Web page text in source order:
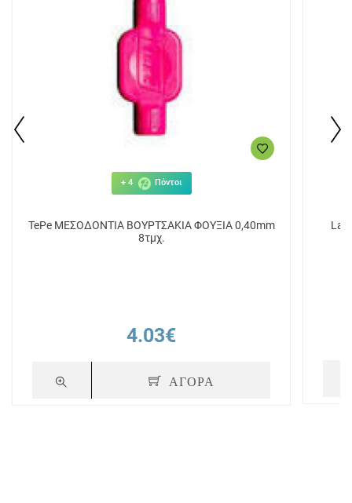
+ 4 Πόντοι
TePe ΜΕΣΟΔΟΝΤΙΑ ΒΟΥΡΤΣΑΚΙΑ ΦΟΥΞΙΑ 0,40mm
8τμχ.
4.03€
ΑΓΟΡΑ